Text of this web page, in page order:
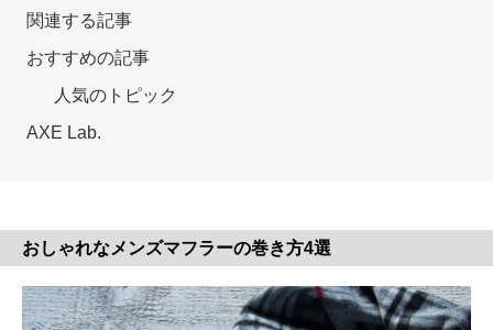
関連する記事
おすすめの記事
人気のトピック
AXE Lab.
おしゃれなメンズマフラーの巻き方4選